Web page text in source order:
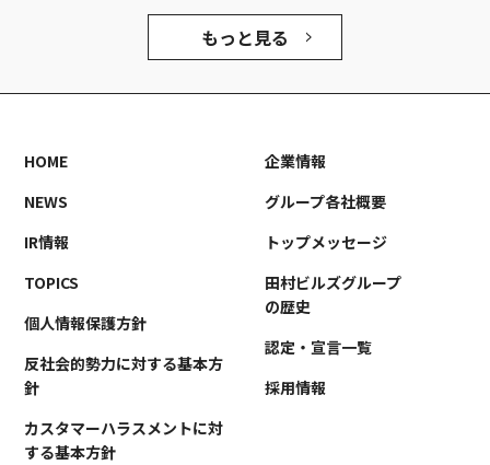
もっと見る
HOME
NEWS
IR情報
TOPICS
個人情報保護方針
反社会的勢力に対する基本方
針
カスタマーハラスメントに対
する基本方針
企業情報
グループ各社概要
トップメッセージ
田村ビルズグループ
の歴史
認定・宣言一覧
採用情報